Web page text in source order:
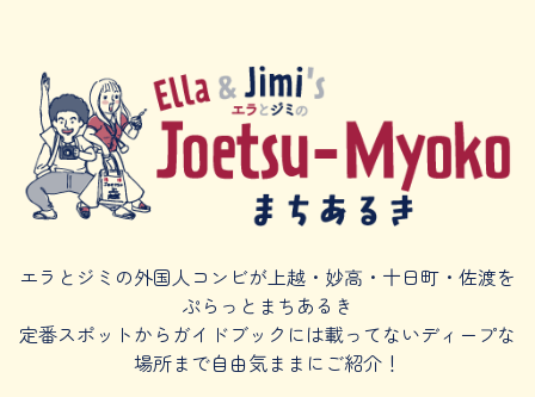
エラとジミの外国人コンビが上越・妙高・十日町・佐渡を
ぷらっとまちあるき
定番スポットからガイドブックには載ってないディープな
場所まで自由気ままにご紹介！